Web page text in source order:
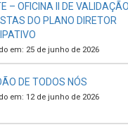
– OFICINA II DE
DO PLANO DIRETOR
em: 25 de junho de 2026
DE TODOS NÓS
em: 12 de junho de 2026